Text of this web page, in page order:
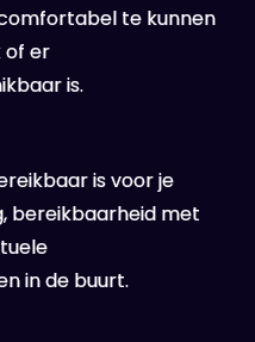
te kunnen
of er
is.
is voor je
bereikbaarheid met
in de buurt.